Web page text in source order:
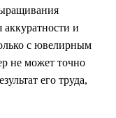
и
с ювелирным
не может точно
его труда,